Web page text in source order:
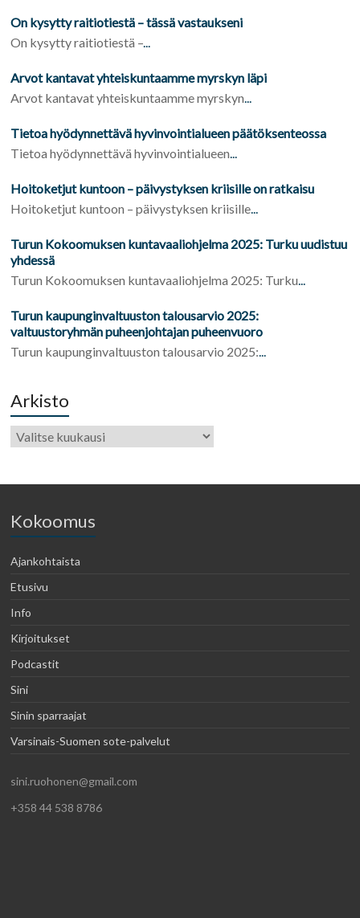
On kysytty raitiotiestä – tässä vastaukseni
On kysytty raitiotiestä –...
Arvot kantavat yhteiskuntaamme myrskyn läpi
Arvot kantavat yhteiskuntaamme myrskyn...
Tietoa hyödynnettävä hyvinvointialueen päätöksenteossa
Tietoa hyödynnettävä hyvinvointialueen...
Hoitoketjut kuntoon – päivystyksen kriisille on ratkaisu
Hoitoketjut kuntoon – päivystyksen kriisille...
Turun Kokoomuksen kuntavaaliohjelma 2025: Turku uudistuu
yhdessä
Turun Kokoomuksen kuntavaaliohjelma 2025: Turku...
Turun kaupunginvaltuuston talousarvio 2025:
valtuustoryhmän puheenjohtajan puheenvuoro
Turun kaupunginvaltuuston talousarvio 2025:...
Arkisto
Kokoomus
Ajankohtaista
Etusivu
Info
Kirjoitukset
Podcastit
Sini
Sinin sparraajat
Varsinais-Suomen sote-palvelut
sini.ruohonen@gmail.com
+358 44 538 8786